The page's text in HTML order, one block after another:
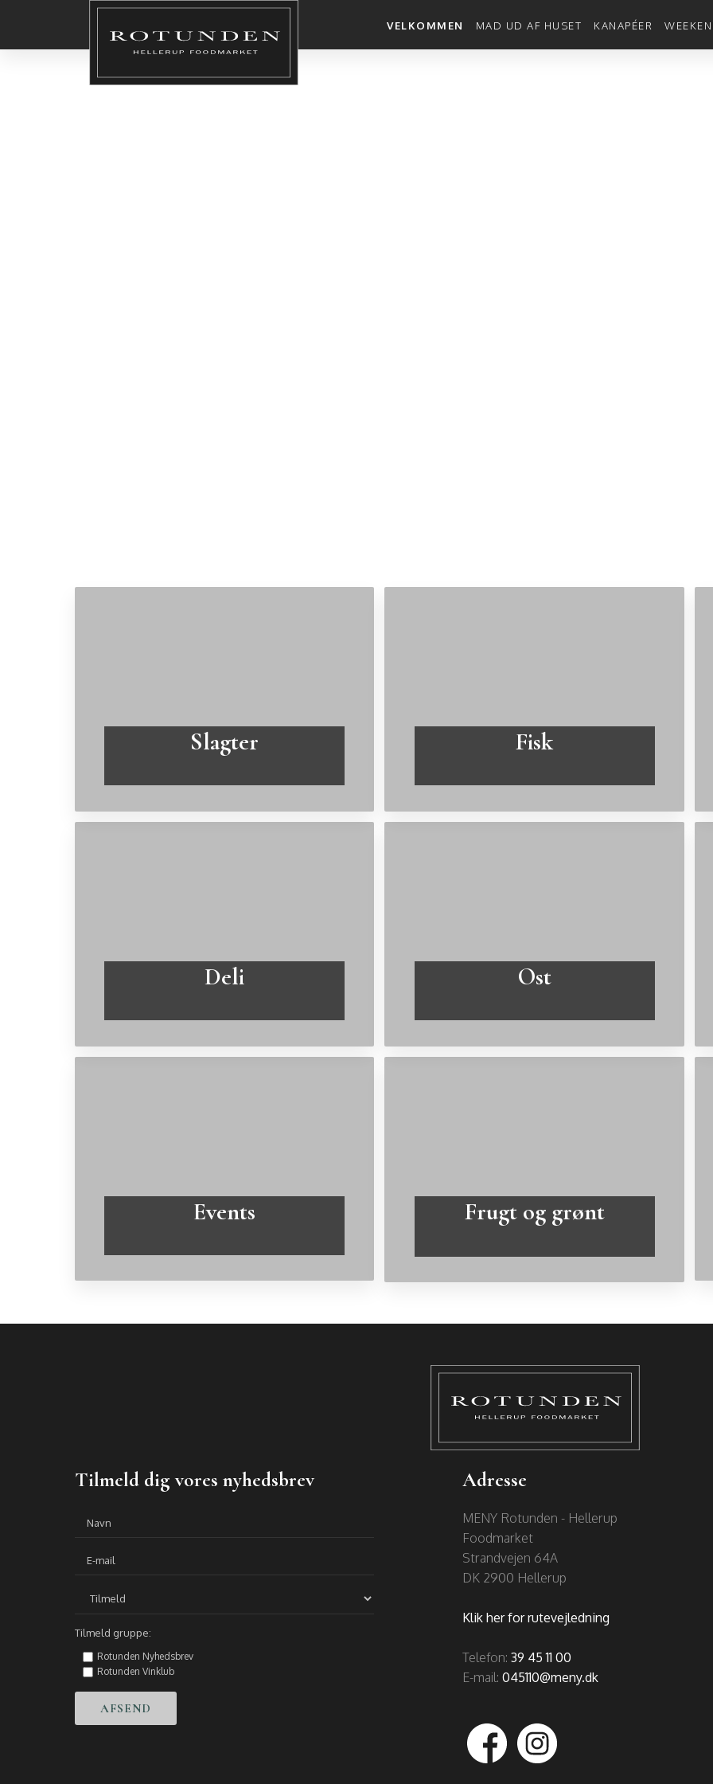
VELKOMMEN MAD UD AF HUSET KANAPÉER
Slagter Fisk
Deli Ost
Events Frugt og grønt
Tilmeld dig vores nyhedsbrev
Tilmeld gruppe:
Rotunden Nyhedsbrev
Rotunden Vinklub
Adresse
MENY Rotunden - Hellerup
Foodmarket
​​Strandvejen 64A
DK 2900 Hellerup
Klik her for rutevejledning
Telefon: 39 45 11 00
E-mail: 045110@meny.dk